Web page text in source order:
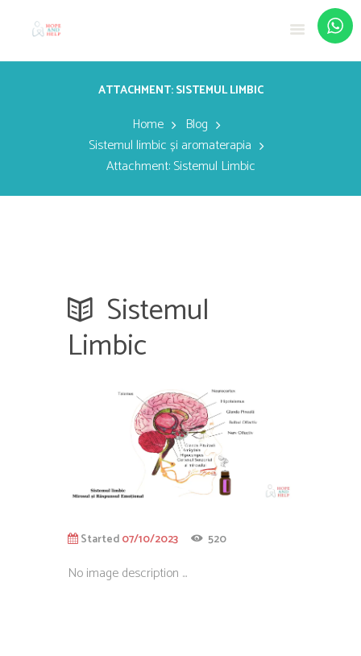
ATTACHMENT: SISTEMUL LIMBIC
Home
Blog
Sistemul limbic și aromaterapia
Attachment: Sistemul Limbic
Sistemul
Limbic
Started07/10/2023 520
No image description ...